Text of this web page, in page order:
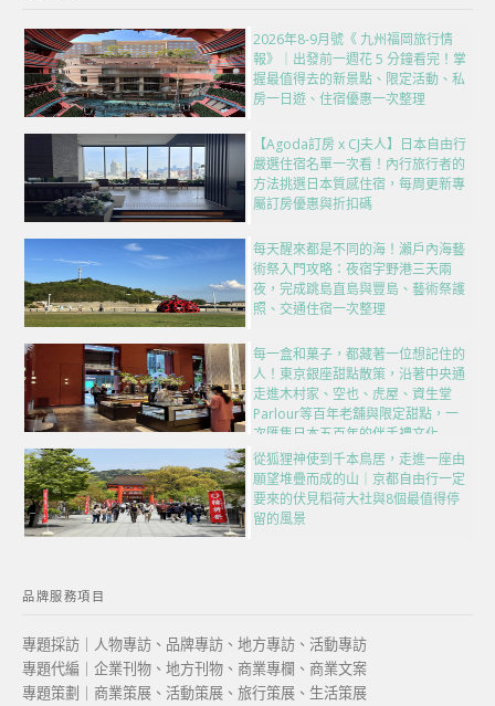
2026年8-9月號《 九州福岡旅行情
報》｜出發前一週花 5 分鐘看完！掌
握最值得去的新景點、限定活動、私
房一日遊、住宿優惠一次整理
【Agoda訂房 x CJ夫人】日本自由行
嚴選住宿名單一次看！內行旅行者的
方法挑選日本質感住宿，每周更新專
屬訂房優惠與折扣碼
每天醒來都是不同的海！瀨戶內海藝
術祭入門攻略：夜宿宇野港三天兩
夜，完成跳島直島與豐島、藝術祭護
照、交通住宿一次整理
每一盒和菓子，都藏著一位想記住的
人！東京銀座甜點散策，沿著中央通
走進木村家、空也、虎屋、資生堂
Parlour等百年老舖與限定甜點，一
次匯集日本五百年的伴手禮文化
從狐狸神使到千本鳥居，走進一座由
願望堆疊而成的山｜京都自由行一定
要來的伏見稻荷大社與8個最值得停
留的風景
品牌服務項目
專題採訪｜人物專訪、品牌專訪、地方專訪、活動專訪
專題代編｜企業刊物、地方刊物、商業專欄、商業文案
專題策劃｜商業策展、活動策展、旅行策展、生活策展